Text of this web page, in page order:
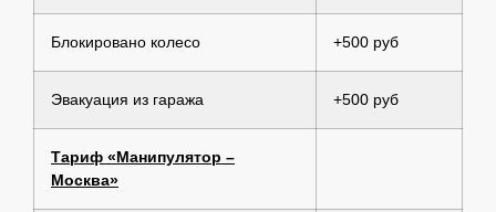
Блокировано колесо +500 руб
Эвакуация из гаража +500 руб
Тариф «Манипулятор –
Москва»